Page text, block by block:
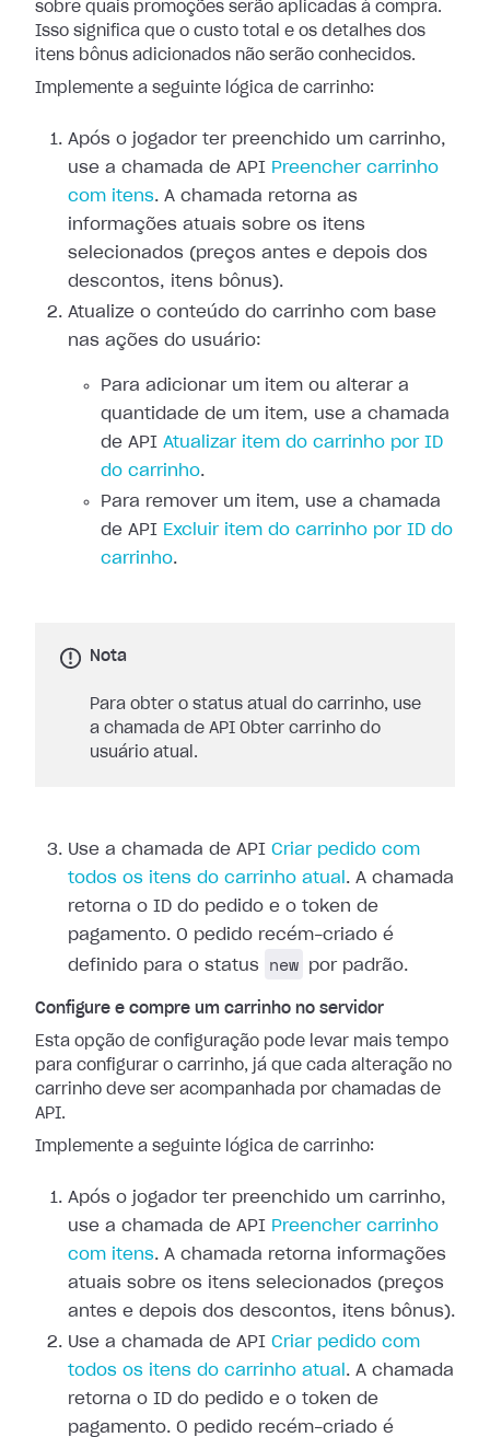
sobre quais promoções serão aplicadas à compra.
Isso significa que o custo total e os detalhes dos
itens bônus adicionados não serão conhecidos.
Implemente a seguinte lógica de carrinho:
Após o jogador ter preenchido um carrinho,
use a chamada de API Preencher carrinho
com itens. A chamada retorna as
informações atuais sobre os itens
selecionados (preços antes e depois dos
descontos, itens bônus).
Atualize o conteúdo do carrinho com base
nas ações do usuário:
Para adicionar um item ou alterar a
quantidade de um item, use a chamada
de API Atualizar item do carrinho por ID
do carrinho.
Para remover um item, use a chamada
de API Excluir item do carrinho por ID do
carrinho.
Nota
Para obter o status atual do carrinho, use
a chamada de API Obter carrinho do
usuário atual.
Use a chamada de API Criar pedido com
todos os itens do carrinho atual . A chamada
retorna o ID do pedido e o token de
pagamento. O pedido recém-criado é
definido para o status
new por padrão.
Configure e compre um carrinho no servidor
Esta opção de configuração pode levar mais tempo
para configurar o carrinho, já que cada alteração no
carrinho deve ser acompanhada por chamadas de
API.
Implemente a seguinte lógica de carrinho:
Após o jogador ter preenchido um carrinho,
use a chamada de API Preencher carrinho
com itens. A chamada retorna informações
atuais sobre os itens selecionados (preços
antes e depois dos descontos, itens bônus).
Use a chamada de API Criar pedido com
todos os itens do carrinho atual . A chamada
retorna o ID do pedido e o token de
pagamento. O pedido recém-criado é